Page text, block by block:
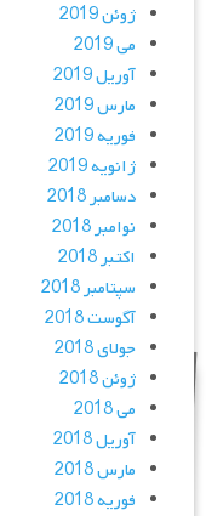
ژوئن 2019
می 2019
آوریل 2019
مارس 2019
فوریه 2019
ژانویه 2019
دسامبر 2018
نوامبر 2018
اکتبر 2018
سپتامبر 2018
آگوست 2018
جولای 2018
ژوئن 2018
می 2018
آوریل 2018
مارس 2018
فوریه 2018